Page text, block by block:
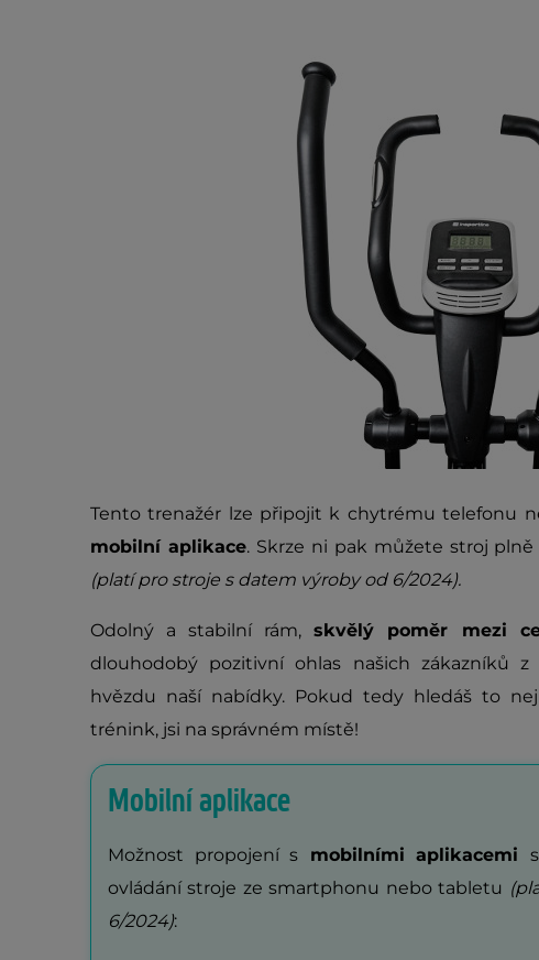
Tento trenažér lze připojit k chytrému telefonu
mobilní aplikace. Skrze ni pak můžete stroj
(platí pro stroje s datem výroby od 6/2024).
Odolný a stabilní rám,skvělý poměr mezi
dlouhodobý pozitivní ohlas našich zákazníků
hvězdu naší nabídky. Pokud tedy hledáš to
trénink, jsi na správném místě!
Mobilní aplikace
Možnost propojení s mobilními aplikacemi
ovládání stroje ze smartphonu nebo tabletu
6/2024):